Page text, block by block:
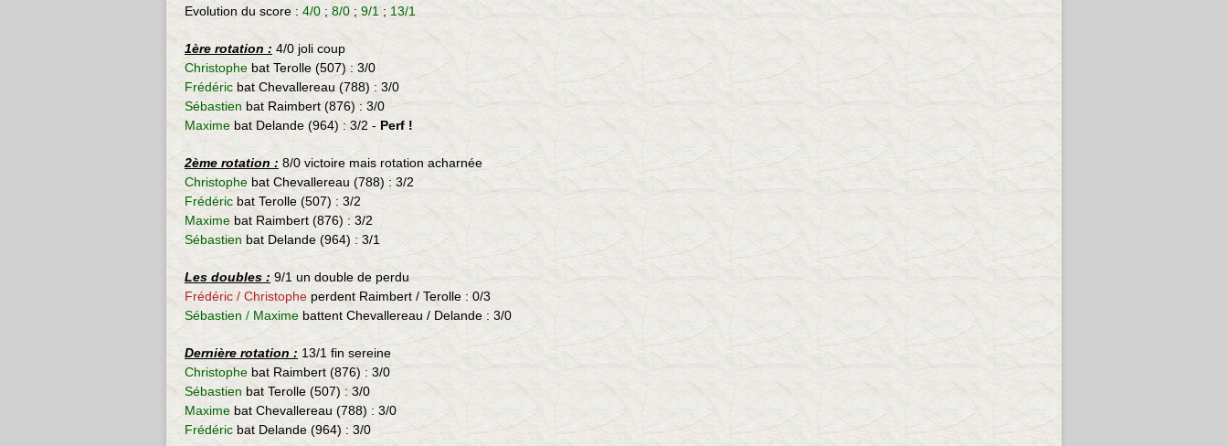
Evolution du score : 4/0 ; 8/0 ; 9/1 ; 13/1
1ère rotation : 4/0 joli coup
Christophe bat Terolle (507) : 3/0
Frédéric bat Chevallereau (788) : 3/0
Sébastien bat Raimbert (876) : 3/0
Maxime bat Delande (964) : 3/2 - Perf !
2ème rotation : 8/0 victoire mais rotation acharnée
Christophe bat Chevallereau (788) : 3/2
Frédéric bat Terolle (507) : 3/2
Maxime bat Raimbert (876) : 3/2
Sébastien bat Delande (964) : 3/1
Les doubles : 9/1 un double de perdu
Frédéric / Christophe perdent Raimbert / Terolle : 0/3
Sébastien / Maxime battent Chevallereau / Delande : 3/0
Dernière rotation : 13/1 fin sereine
Christophe bat Raimbert (876) : 3/0
Sébastien bat Terolle (507) : 3/0
Maxime bat Chevallereau (788) : 3/0
Frédéric bat Delande (964) : 3/0